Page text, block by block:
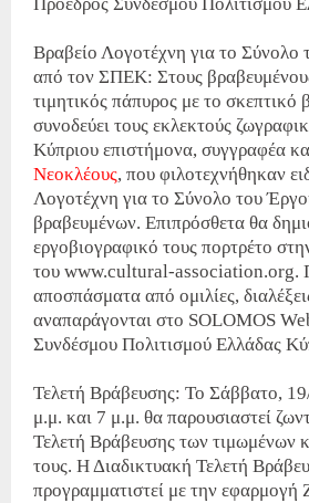
Βραβείο Λογοτέχνη για το Σύνολο
από τον ΣΠΕΚ: Στους
τιμητικός πάπυρος με το σκεπτικό
συνοδεύει τους εκλεκτούς
Κύπριου επιστήμονα, συγγραφέα
Νεοκλέους, που φιλοτεχνήθηκαν
Λογοτέχνη για το Σύνολο του
βραβευμένων. Επιπρόσθετα θα
εργοβιογραφικό τους πορτρέτο
του www.cultural-association.org.
αποσπάσματα από ομιλίες,
αναπαράγονται στο SOLOMOS
Συνδέσμου Πολιτισμού Ελλάδας
Τελετή Βράβευσης: Το Σάββατο,
μ.μ. και 7 μ.μ. θα παρουσιαστεί
Τελετή Βράβευσης των τιμωμένων
τους. Η Διαδικτυακή Τελετή
προγραμματιστεί με την